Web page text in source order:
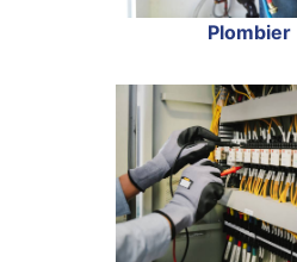
Plombier